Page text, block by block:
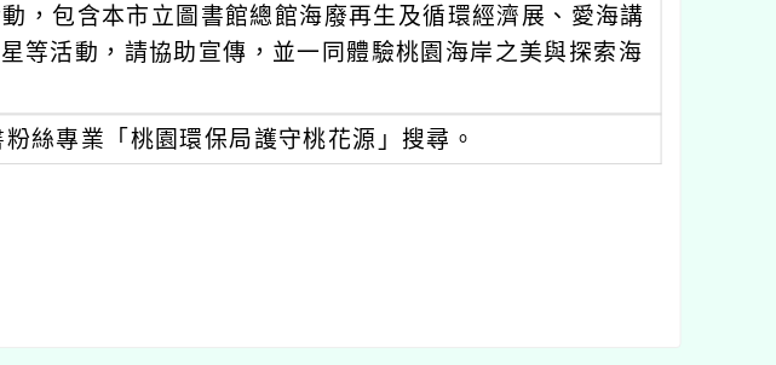
，包含本市立圖書館總館海廢再生及循環經濟展、愛海講
等活動，請協助宣傳，並一同體驗桃園海岸之美與探索海
絲專業「桃園環保局護守桃花源」搜尋。